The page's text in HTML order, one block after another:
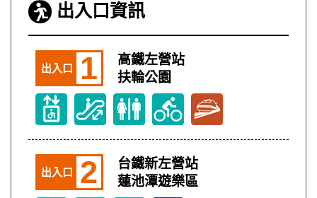
出入口資訊
出入口 1
高鐵左營站
扶輪公園
出入口 2
台鐵新左營站
蓮池潭遊樂區